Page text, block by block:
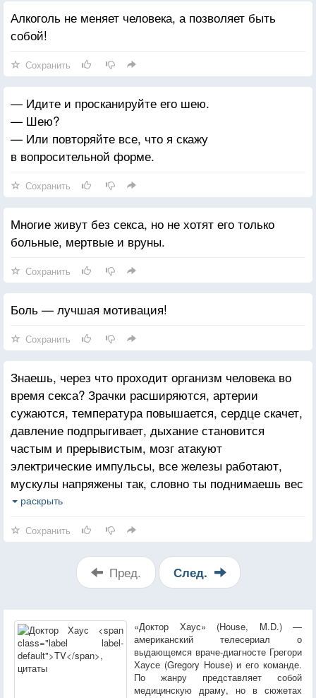
Алкоголь не меняет человека, а позволяет быть
собой!
Сохранить
— Идите и просканируйте его шею.
— Шею?
— Или повторяйте все, что я скажу
в вопросительной форме.
Сохранить
Многие живут без секса, но не хотят его только
больные, мертвые и вруны.
Сохранить
Боль — лучшая мотивация!
Сохранить
Знаешь, через что проходит организм человека во
время секса? Зрачки расширяются, артерии
сужаются, температура повышается, сердце скачет,
давление подпрыгивает, дыхание становится
частым и прерывистым, мозг атакуют
электрические импульсы, все железы работают,
мускулы напряжены так, словно ты поднимаешь вес
в три раза больше собственного. Это ужасно,
сделал бы это таким приятным, человечество уже
давно бы вымерло.
раскрыть
Сохранить
Пред. След.
«Доктор Хаус» (House, M.D.) —
американский телесериал о
выдающемся враче-диагносте Грегори
Хаусе (Gregory House) и его команде.
По жанру представляет собой
медицинскую драму, но в сюжетах